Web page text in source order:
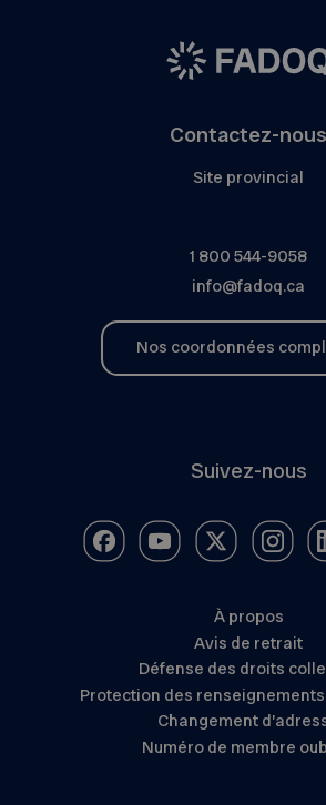
Contactez-nous
Site provincial
1 800 544-9058
info@fadoq.ca
Nos coordonnées
Suivez-nous
À propos
Avis de retrait
Défense des droits
Protection des
Changement
Numéro de membre